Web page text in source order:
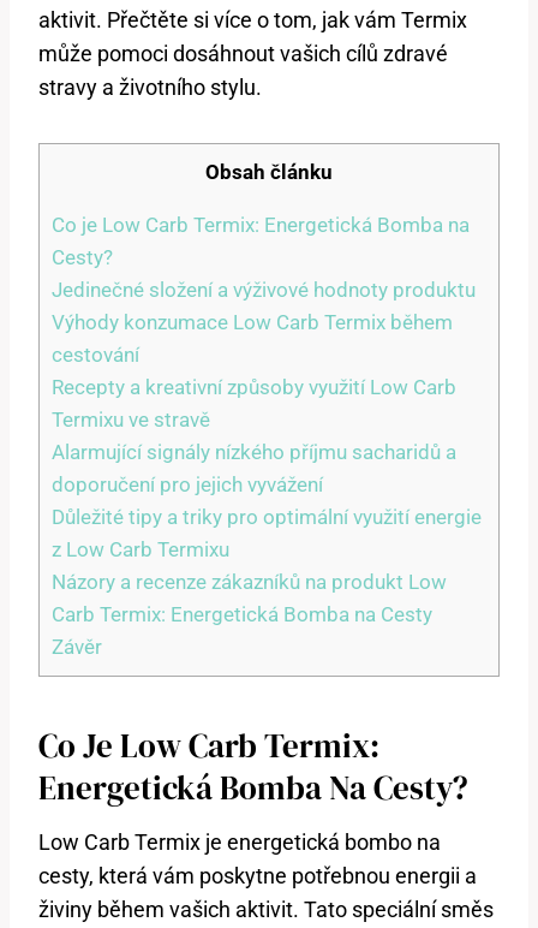
aktivit. Přečtěte si více o tom, jak vám Termix
může pomoci dosáhnout ‌vašich cílů zdravé
stravy a životního stylu.
Obsah článku
Co je ‌Low Carb ⁤Termix: Energetická Bomba na
Cesty?
Jedinečné ‌složení a ⁢výživové hodnoty ​produktu
Výhody ‍konzumace Low Carb Termix během
cestování
Recepty a​ kreativní ‍způsoby využití ​Low ⁣Carb
Termixu ve stravě
Alarmující signály nízkého‌ příjmu sacharidů‌ a
doporučení pro jejich vyvážení
Důležité tipy a triky ‌pro optimální využití energie‌
z ‍Low Carb Termixu
Názory a recenze zákazníků‌ na produkt Low
Carb⁢ Termix: Energetická Bomba na Cesty
Závěr
Co Je ‌Low Carb ⁤Termix:
Energetická Bomba Na Cesty?
Low Carb Termix je energetická ⁤bombo⁤ na‍
cesty, která⁢ vám poskytne potřebnou energii a
živiny během vašich aktivit. Tato‌ speciální směs